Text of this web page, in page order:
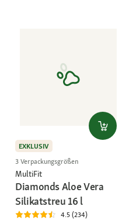
EXKLUSIV
3 Verpackungsgrößen
MultiFit
Diamonds Aloe Vera
Silikatstreu 16 l
4.5 (234)